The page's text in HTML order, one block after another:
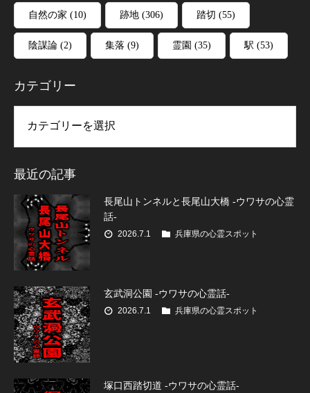
自然の家 (10) 跡地 (306) 踏切 (55)
陰謀論 (2) 集落 (9) 霊園 (35) 駅 (53)
カテゴリー
最近の記事
長尾山トンネルと長尾山大橋 -ウワサの心霊
話-
2026.7.1 兵庫県の心霊スポット
玄武洞公園 -ウワサの心霊話-
2026.7.1 兵庫県の心霊スポット
塚口西踏切道 -ウワサの心霊話-